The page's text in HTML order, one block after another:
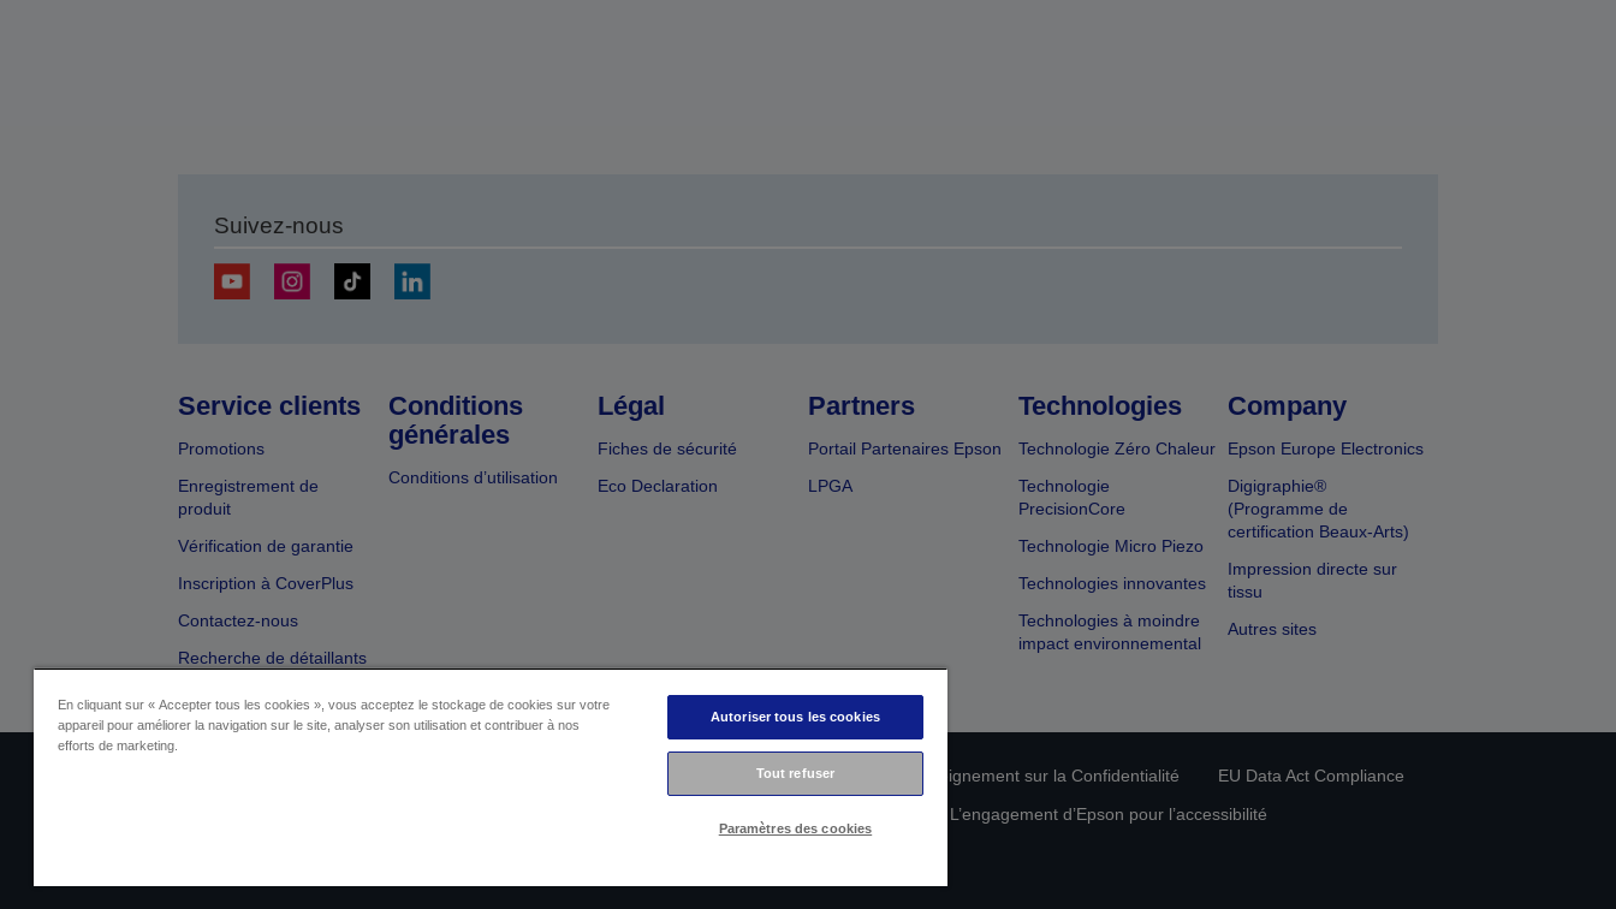
Suivez-nous
Service clients
Promotions
Enregistrement de
produit
Vérification de garantie
Inscription à CoverPlus
Contactez-nous
Recherche de détaillants
Conditions
générales
Conditions d’utilisation
Légal
Fiches de sécurité
Eco Declaration
Partners
Portail Partenaires Epson
LPGA
Technologies
Technologie Zéro Chaleur
Technologie
PrecisionCore
Technologie Micro Piezo
Technologies innovantes
Technologies à moindre
impact environnemental
Company
Epson Europe Electronics
Digigraphie®
(Programme de
certification Beaux-Arts)
Impression directe sur
tissu
Autres sites
Déclaration de Renseignement sur la Confidentialité
EU Data Act Compliance
L’engagement d’Epson pour l’accessibilité
En cliquant sur « Accepter tous les cookies », vous acceptez le stockage de cookies sur votre
appareil pour améliorer la navigation sur le site, analyser son utilisation et contribuer à nos
efforts de marketing.
Autoriser tous les cookies
Tout refuser
Paramètres des cookies